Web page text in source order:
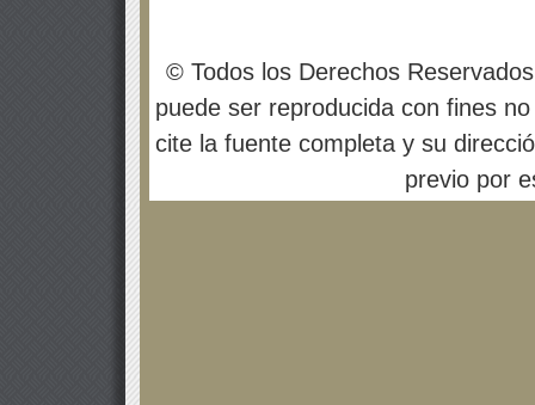
© Todos los Derechos
puede ser reproducida con fines
cite la fuente completa y su
previo por